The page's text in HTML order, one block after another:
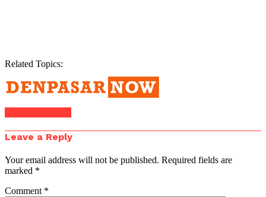
Related Topics:
Leave a Reply
Your email address will not be published. Required fields are
marked *
Comment *